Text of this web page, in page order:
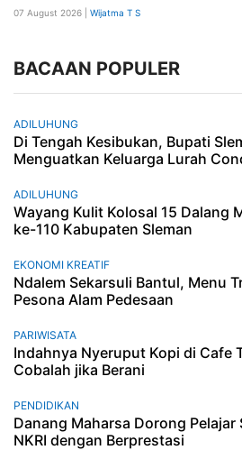
07 August 2026 | Wijatma T S
BACAAN POPULER
ADILUHUNG
Di Tengah Kesibukan, Bupati
Menguatkan Keluarga Lurah
ADILUHUNG
Wayang Kulit Kolosal 15 Dalang
ke-110 Kabupaten Sleman
EKONOMI KREATIF
Ndalem Sekarsuli Bantul, Menu
Pesona Alam Pedesaan
PARIWISATA
Indahnya Nyeruput Kopi di Cafe
Cobalah jika Berani
PENDIDIKAN
Danang Maharsa Dorong Pelajar
NKRI dengan Berprestasi